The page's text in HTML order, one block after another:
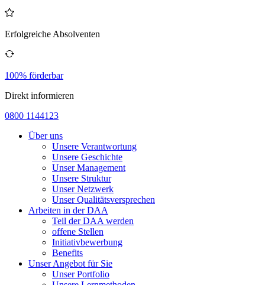
Erfolgreiche Absolventen
100% förderbar
Direkt informieren
0800 1144123
Über uns
Unsere Verantwortung
Unsere Geschichte
Unser Management
Unsere Struktur
Unser Netzwerk
Unser Qualitätsversprechen
Arbeiten in der DAA
Teil der DAA werden
offene Stellen
Initiativbewerbung
Benefits
Unser Angebot für Sie
Unser Portfolio